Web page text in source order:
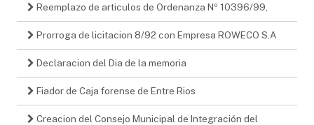
Reemplazo de articulos de Ordenanza Nº 10396/99,
Prorroga de licitacion 8/92 con Empresa ROWECO S.A
Declaracion del Dia de la memoria
Fiador de Caja forense de Entre Rios
Creacion del Consejo Municipal de Integración del